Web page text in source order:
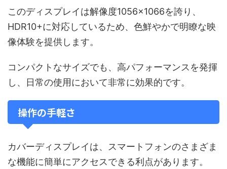
このディスプレイは解像度1056×1066を誇り、
HDR10+に対応しているため、色鮮やかで明瞭な映
像体験を提供します。
コンパクトなサイズでも、高パフォーマンスを発揮
し、日常の使用において非常に効果的です。
操作の手軽さ
カバーディスプレイは、スマートフォンのさまざま
な機能に簡単にアクセスできる利点があります。